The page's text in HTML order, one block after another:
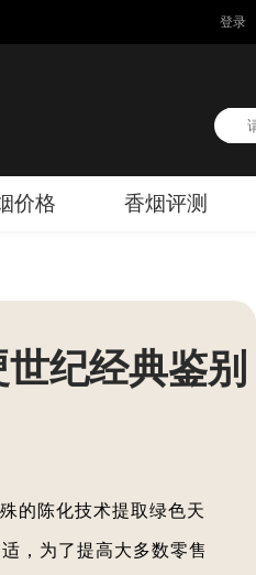
登录
价格 香烟评测
纪经典鉴别
的陈化技术提取绿色天
，为了提高大多数零售